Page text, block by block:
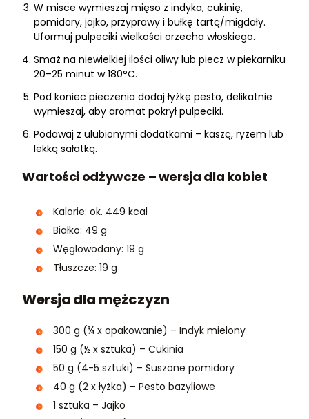
W misce wymieszaj mięso z indyka, cukinię,
pomidory, jajko, przyprawy i bułkę tartą/migdały.
Uformuj pulpeciki wielkości orzecha włoskiego.
Smaż na niewielkiej ilości oliwy lub piecz w piekarniku
20–25 minut w 180°C.
Pod koniec pieczenia dodaj łyżkę pesto, delikatnie
wymieszaj, aby aromat pokrył pulpeciki.
Podawaj z ulubionymi dodatkami – kaszą, ryżem lub
lekką sałatką.
Wartości odżywcze – wersja dla kobiet
Kalorie: ok. 449 kcal
Białko: 49 g
Węglowodany: 19 g
Tłuszcze: 19 g
Wersja dla mężczyzn
300 g (¾ x opakowanie) – Indyk mielony
150 g (½ x sztuka) – Cukinia
50 g (4-5 sztuki) – Suszone pomidory
40 g (2 x łyżka) – Pesto bazyliowe
1 sztuka – Jajko